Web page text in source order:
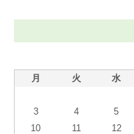
月 火 水
3
4 5
10
11 12